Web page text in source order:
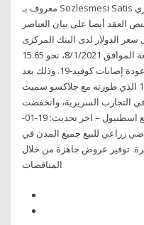
معروف بـ Sozlesmesi Satis في اللغة التركية. في عقد البيع العقاري
العقد أيضا على بيان العناصر
الدولار لدى البنك المركزى
المصرى، بمستهل تعاملات، اليوم الجمعة الموافق 8/1/2021، نحو 15.65
جنيه للشراء و15.75 جنيه للبيع. مخاوف عودة إصابات كوفيد-19. وذلك بعد
أن قالت إن اللقاح المحتمل لكوفيد-19 الذي طورته مع جلاكسو سميث
في التجارب السريرية، وانخفضت
أسهم جلاكسو 0.3%. اراضي زراعية للبيع اسطنبول – اخر تحديث: 19-01-
زراعي للبيع جميع المدن في
توفير عروض جاهزة من خلال
المناقصات